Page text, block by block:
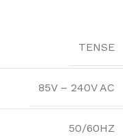
TENSE
85V – 240V AC
50/60HZ